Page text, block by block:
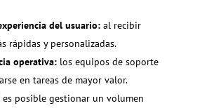
del usuario:al recibir
rápidas y personalizadas.
operativa:los equipos de soporte
en tareas de mayor valor.
es posible gestionar un volumen